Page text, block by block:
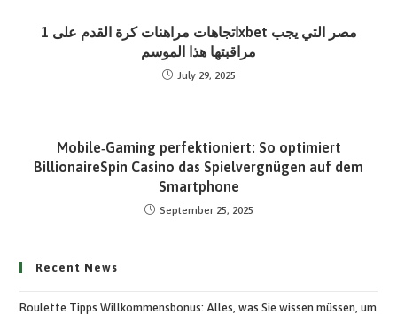
اتجاهات مراهنات كرة القدم على 1xbet مصر التي يجب
مراقبتها هذا الموسم
July 29, 2025
Mobile‑Gaming perfektioniert: So optimiert
BillionaireSpin Casino das Spielvergnügen auf dem
Smartphone
September 25, 2025
Recent News
Roulette Tipps Willkommensbonus: Alles, was Sie wissen müssen, um